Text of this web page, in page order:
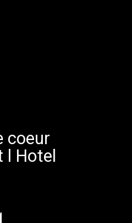
coeur
l Hotel